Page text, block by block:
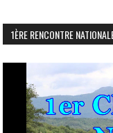
1ÈRE RENCONTRE
vidéo